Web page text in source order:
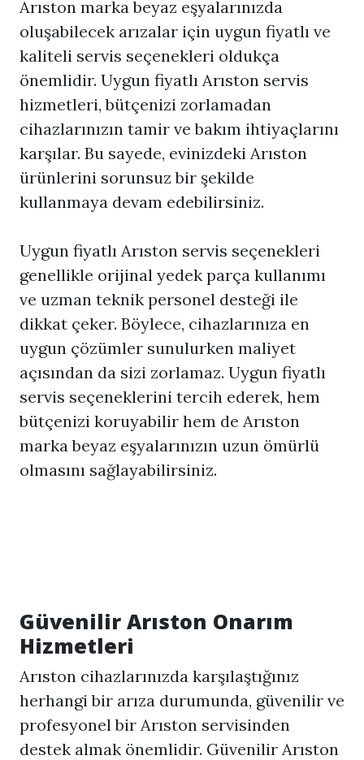
Arıston marka beyaz eşyalarınızda
oluşabilecek arızalar için uygun fiyatlı ve
kaliteli servis seçenekleri oldukça
önemlidir. Uygun fiyatlı Arıston servis
hizmetleri, bütçenizi zorlamadan
cihazlarınızın tamir ve bakım ihtiyaçlarını
karşılar. Bu sayede, evinizdeki Arıston
ürünlerini sorunsuz bir şekilde
kullanmaya devam edebilirsiniz.
Uygun fiyatlı Arıston servis seçenekleri
genellikle orijinal yedek parça kullanımı
ve uzman teknik personel desteği ile
dikkat çeker. Böylece, cihazlarınıza en
uygun çözümler sunulurken maliyet
açısından da sizi zorlamaz. Uygun fiyatlı
servis seçeneklerini tercih ederek, hem
bütçenizi koruyabilir hem de Arıston
marka beyaz eşyalarınızın uzun ömürlü
olmasını sağlayabilirsiniz.
Güvenilir Arıston Onarım
Hizmetleri
Arıston cihazlarınızda karşılaştığınız
herhangi bir arıza durumunda, güvenilir ve
profesyonel bir Arıston servisinden
destek almak önemlidir. Güvenilir Arıston